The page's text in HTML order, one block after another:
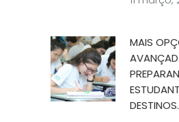
MAIS
DESTINOS.